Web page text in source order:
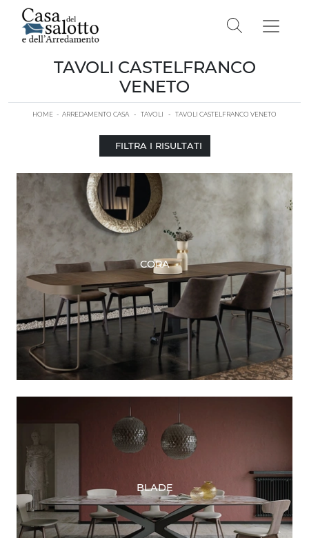
TAVOLI CASTELFRANCO
VENETO
HOME - ARREDAMENTO CASA - TAVOLI - TAVOLI CASTELFRANCO VENETO
FILTRA I RISULTATI
CORA
BLADE